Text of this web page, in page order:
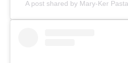
A post shared by Mary-Ker